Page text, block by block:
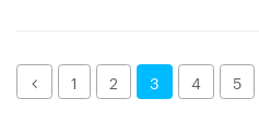
Назад1 2 3 4 5